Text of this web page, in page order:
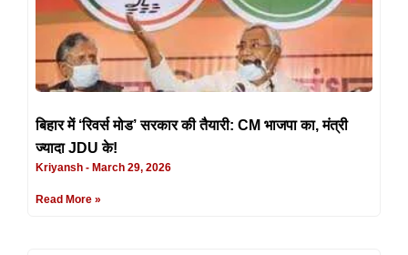
बिहार में ‘रिवर्स मोड’ सरकार की तैयारी: CM भाजपा का, मंत्री
ज्यादा JDU के!
Kriyansh March 29, 2026
Read More »